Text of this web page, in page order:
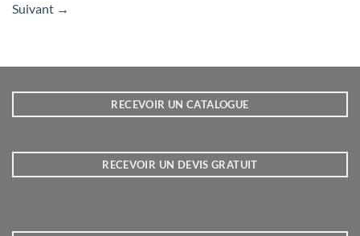
Suivant →
RECEVOIR UN CATALOGUE
RECEVOIR UN DEVIS GRATUIT